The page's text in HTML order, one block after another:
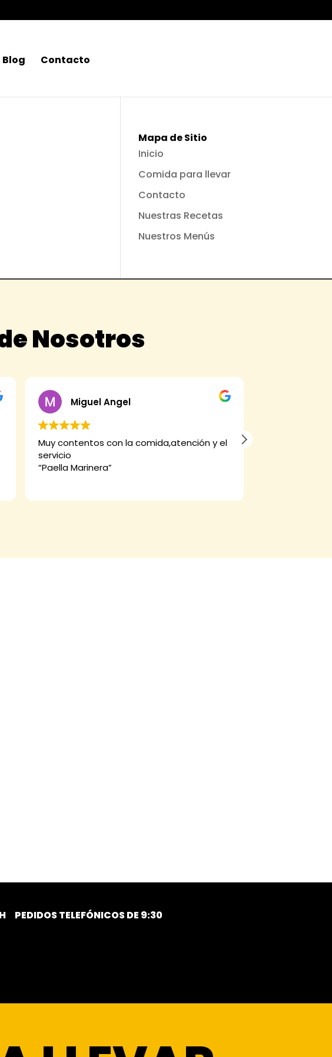
Blog Contacto
Mapa de Sitio
Inicio
Comida para llevar
Contacto
Nuestras Recetas
Nuestros Menús
Nosotros
Miguel Angel
Muy contentos con la comida,atención y el
servicio
“Paella Marinera”
PEDIDOS TELEFÓNICOS DE 9:30